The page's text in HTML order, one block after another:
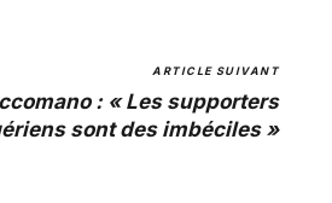
ARTICLE SUIVANT
: « Les supporters
sont des imbéciles »